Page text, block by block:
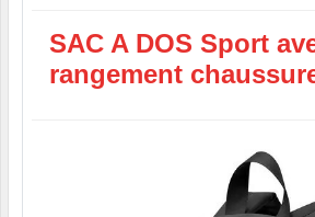
SAC A DOS Sport
rangement